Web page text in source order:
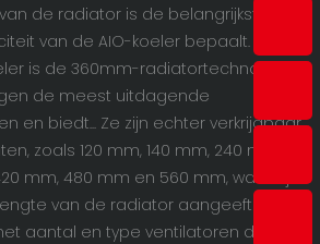
de radiator is de belangrijkste
van de AIO-koeler bepaalt. De
is de 360mm-radiatortechnologie.
de meest uitdagende
en biedt... Ze zijn echter verkrijgbaar
zoals 120 mm, 140 mm, 240 mm,
mm, 480 mm en 560 mm, waarbij
van de radiator aangeeft en
aantal en type ventilatoren dat de